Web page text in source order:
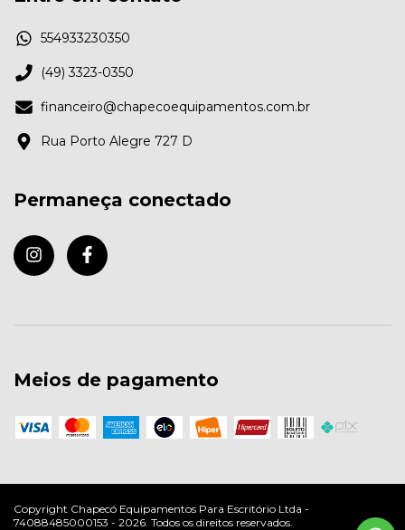
554933230350
(49) 3323-0350
financeiro@chapecoequipamentos.com.br
Rua Porto Alegre 727 D
Permaneça conectado
Meios de pagamento
Copyright Chapecó Equipamentos Para Escritório Ltda -
74088485000153 - 2026. Todos os direitos reservados.